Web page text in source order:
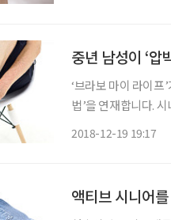
중년 남성이 ‘압
‘브라보 마이 라이프
법’을 연재합니다.
2018-12-19 19:17
액티브 시니어